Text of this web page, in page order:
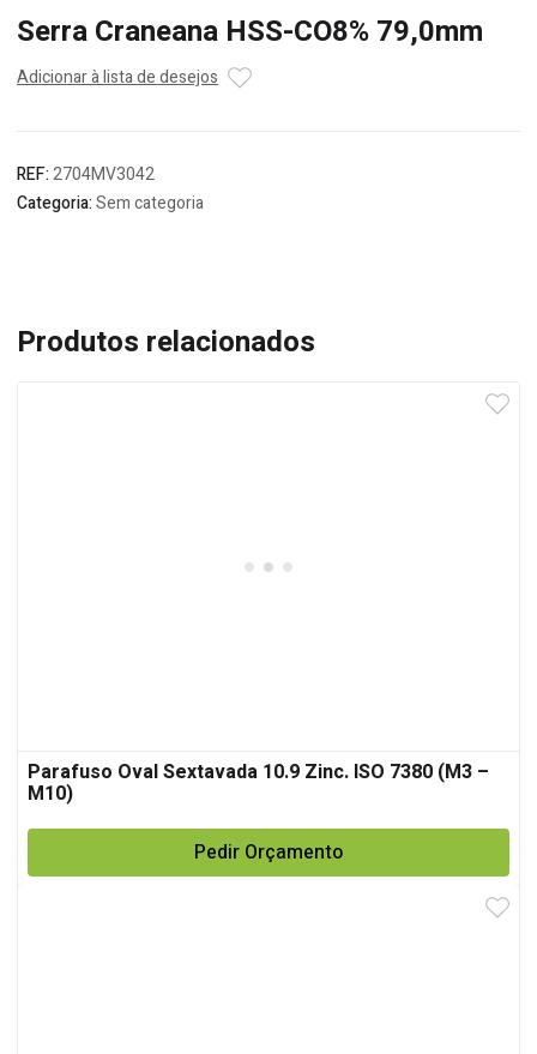
Serra Craneana HSS-CO8% 79,0mm
Adicionar à lista de desejos
REF:2704MV3042
Categoria:Sem categoria
Produtos relacionados
Parafuso Oval Sextavada 10.9 Zinc. ISO 7380 (M3 –
M10)
Pedir Orçamento